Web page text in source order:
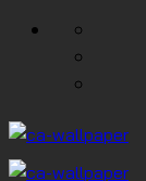
ข้าม